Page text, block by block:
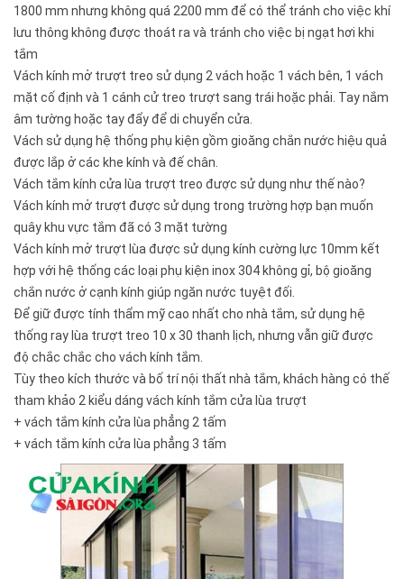
1800 mm nhưng không quá 2200 mm để có thể tránh cho việc khí
lưu thông không được thoát ra và tránh cho việc bị ngạt hơi khi
tắm
Vách kính mở trượt treo sử dụng 2 vách hoặc 1 vách bên, 1 vách
mặt cố định và 1 cánh cử treo trượt sang trái hoặc phải. Tay nắm
âm tường hoặc tay đẩy để di chuyển cửa.
Vách sử dụng hệ thống phụ kiện gồm gioăng chắn nước hiệu quả
được lắp ở các khe kính và đế chân.
Vách tắm kính cửa lùa trượt treo được sử dụng như thế nào?
Vách kính mở trượt được sử dụng trong trường hợp bạn muốn
quây khu vực tắm đã có 3 mặt tường
Vách kính mở trượt lùa được sử dụng kính cường lực 10mm kết
hợp với hệ thống các loại phụ kiện inox 304 không gỉ, bộ gioăng
chắn nước ở cạnh kính giúp ngăn nước tuyệt đối.
Để giữ được tính thẩm mỹ cao nhất cho nhà tắm, sử dụng hệ
thống ray lùa trượt treo 10 x 30 thanh lịch, nhưng vẫn giữ được
độ chắc chắc cho vách kính tắm.
Tùy theo kích thước và bố trí nội thất nhà tắm, khách hàng có thế
tham khảo 2 kiểu dáng vách kính tắm cửa lùa trượt
+ vách tắm kính cửa lùa phẳng 2 tấm
+ vách tắm kính cửa lùa phẳng 3 tấm